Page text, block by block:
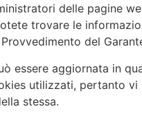
delle pagine
trovare le
del
essere aggiornata in
utilizzati, pertanto vi
stessa.